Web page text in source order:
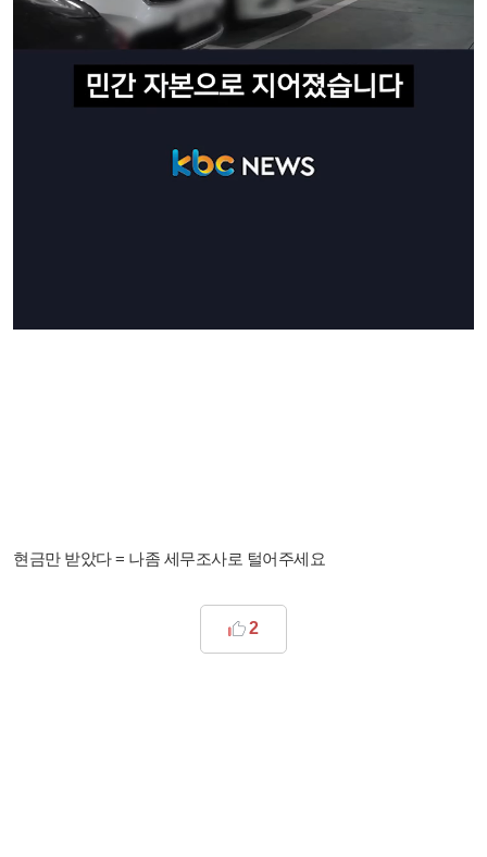
현금만 받았다 = 나좀 세무조사로 털어주세요
2